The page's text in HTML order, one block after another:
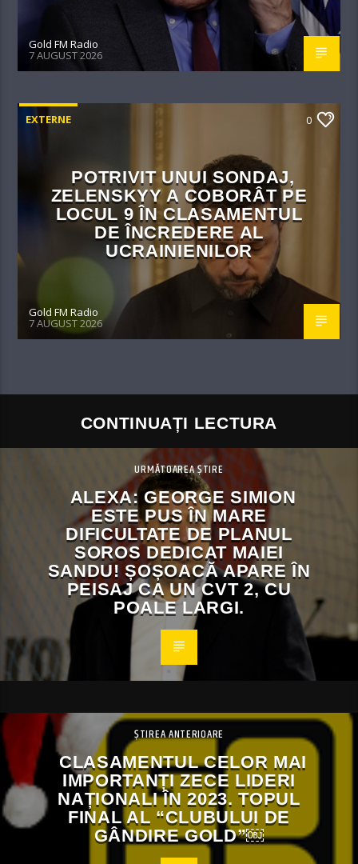
Gold FM Radio
7 AUGUST 2026
EXTERNE 0
POTRIVIT UNUI SONDAJ,
ZELENSKYY A COBORÂT PE
LOCUL 9 ÎN CLASAMENTUL
DE ÎNCREDERE AL
UCRAINIENILOR
Gold FM Radio
7 AUGUST 2026
CONTINUAȚI LECTURA
URMĂTOAREA ȘTIRE
ALEXA: GEORGE SIMION
ESTE PUS ÎN MARE
DIFICULTATE DE PLANUL
SOROS DEDICAT MAIEI
SANDU! ȘOȘOACĂ APARE ÎN
PEISAJ CA UN CVT 2, CU
POALE LARGI.
ȘTIREA ANTERIOARE
CLASAMENTUL CELOR MAI
IMPORTANȚI ZECE LIDERI
NAȚIONALI ÎN 2023. TOPUL
FINAL AL “CLUBULUI DE
GÂNDIRE GOLD”￼